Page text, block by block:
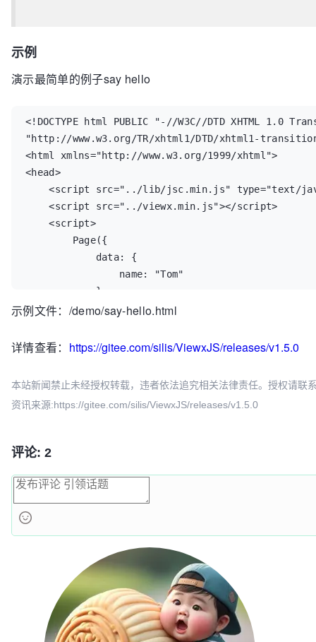
示例
演示最简单的例子say hello
<!DOCTYPE html PUBLIC "-//W3C//DTD XHTML 1.0
"http://www.w3.org/TR/xhtml1/DTD/xhtml1-
<html xmlns="http://www.w3.org/1999/xhtml">
<head>
    <script src="../lib/jsc.min.js" type="text/javascript"></script>
    <script src="../viewx.min.js"></script>
    <script>
        })
</head>
    <vx>{{name}}</vx> say hello
</html>
示例文件：/demo/say-hello.html
详情查看： https://gitee.com/silis/ViewxJS/releases/v1.5.0
本站新闻禁止未经授权转载，违者依法追究相关法律责任。授权请联
资讯来源:https://gitee.com/silis/ViewxJS/releases/v1.5.0
评论: 2